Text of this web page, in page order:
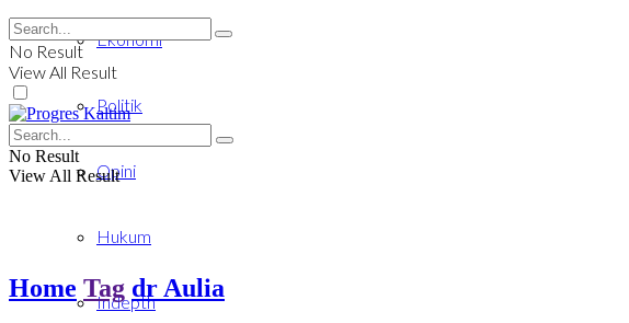
Ekonomi
Politik
Opini
Hukum
Indepth
No Result
View All Result
No Result
View All Result
Home Tag dr Aulia